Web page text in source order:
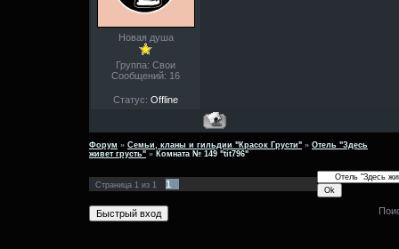
Новая душа
Группа: Свои
Сообщений: 16
Статус: Offline
Форум » Семьи, кланы и гильдии "Красок Грусти" » Отель "Здесь
живет грусть" » Комната № 149 "tit796"
Страница 1 из 1 1